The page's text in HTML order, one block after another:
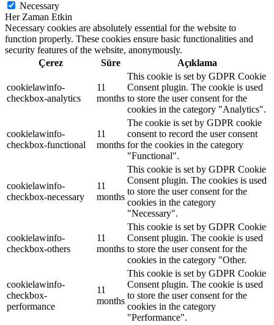
Necessary
Her Zaman Etkin
Necessary cookies are absolutely essential for the website to
function properly. These cookies ensure basic functionalities and
security features of the website, anonymously.
Çerez
Süre Açıklama
cookielawinfo-
checkbox-analytics
11
months
This cookie is set by GDPR Cookie
Consent plugin. The cookie is used
to store the user consent for the
cookies in the category "Analytics".
cookielawinfo-
checkbox-functional
11
months
The cookie is set by GDPR cookie
consent to record the user consent
for the cookies in the category
"Functional".
cookielawinfo-
checkbox-necessary
11
months
This cookie is set by GDPR Cookie
Consent plugin. The cookies is used
to store the user consent for the
cookies in the category
"Necessary".
cookielawinfo-
checkbox-others
11
months
This cookie is set by GDPR Cookie
Consent plugin. The cookie is used
to store the user consent for the
cookies in the category "Other.
cookielawinfo-
checkbox-
performance
11
months
This cookie is set by GDPR Cookie
Consent plugin. The cookie is used
to store the user consent for the
cookies in the category
"Performance".